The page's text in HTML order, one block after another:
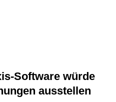
Software würde
ausstellen